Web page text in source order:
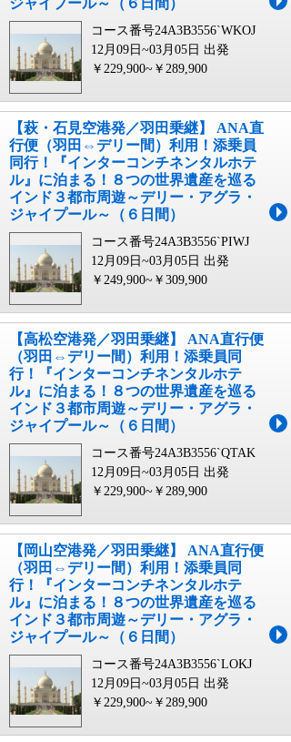
コース番号24A3B3556`WKOJ
12月09日~03月05日 出発
￥229,900~￥289,900
【萩・石見空港発／羽田乗継】 ANA直
行便（羽田⇔デリー間）利用！添乗員
同行！『インターコンチネンタルホテ
ル』に泊まる！８つの世界遺産を巡る
インド３都市周遊～デリー・アグラ・
ジャイプール～（６日間）
コース番号24A3B3556`PIWJ
12月09日~03月05日 出発
￥249,900~￥309,900
【高松空港発／羽田乗継】 ANA直行便
（羽田⇔デリー間）利用！添乗員同
行！『インターコンチネンタルホテ
ル』に泊まる！８つの世界遺産を巡る
インド３都市周遊～デリー・アグラ・
ジャイプール～（６日間）
コース番号24A3B3556`QTAK
12月09日~03月05日 出発
￥229,900~￥289,900
【岡山空港発／羽田乗継】 ANA直行便
（羽田⇔デリー間）利用！添乗員同
行！『インターコンチネンタルホテ
ル』に泊まる！８つの世界遺産を巡る
インド３都市周遊～デリー・アグラ・
ジャイプール～（６日間）
コース番号24A3B3556`LOKJ
12月09日~03月05日 出発
￥229,900~￥289,900